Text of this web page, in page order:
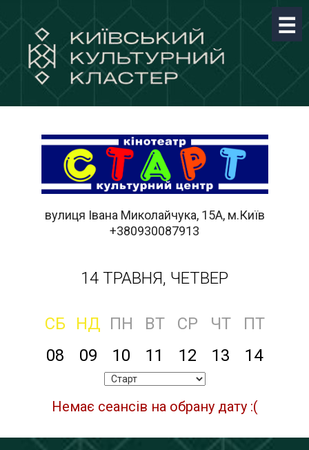
вулиця Івана Миколайчука, 15А, м.Київ
+380930087913
14 ТРАВНЯ, ЧЕТВЕР
СБ НД ПН ВТ СР ЧТ
ПТ
08
09 10 11 12 13 14
Немає сеансів на обрану дату :(